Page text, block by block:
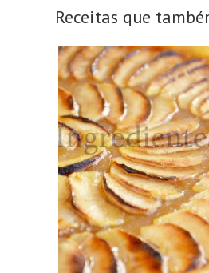
Receitas que
8
8